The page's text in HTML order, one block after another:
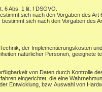
6 Abs. 1 lit. f DSGVO.
sich nach den Vorgaben des Art
sich nach den Vorgaben des
der Implementierungskosten
natürlicher Personen, geeignete
von Daten durch Kontrolle
eingerichtet, die eine
Entwicklung, bzw. Auswahl von